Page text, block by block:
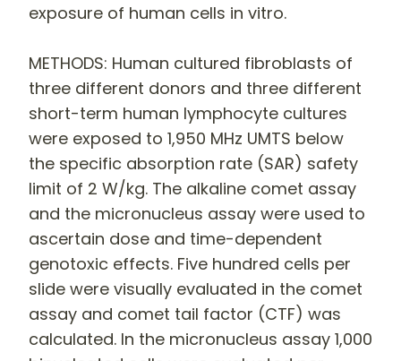
exposure of human cells in vitro.
METHODS: Human cultured fibroblasts of
three different donors and three different
short-term human lymphocyte cultures
were exposed to 1,950 MHz UMTS below
the specific absorption rate (SAR) safety
limit of 2 W/kg. The alkaline comet assay
and the micronucleus assay were used to
ascertain dose and time-dependent
genotoxic effects. Five hundred cells per
slide were visually evaluated in the comet
assay and comet tail factor (CTF) was
calculated. In the micronucleus assay 1,000